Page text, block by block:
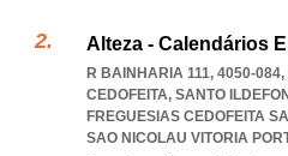
Alteza - Calendários
R BAINHARIA 111, 4050-
CEDOFEITA, SANTO
FREGUESIAS CEDOFEITA
SAO NICOLAU VITORIA